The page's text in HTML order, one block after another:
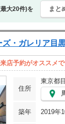
大20件)を まと
ズ・ガレリア目
店予約がオススメで
住所
東京都
築年 2019年